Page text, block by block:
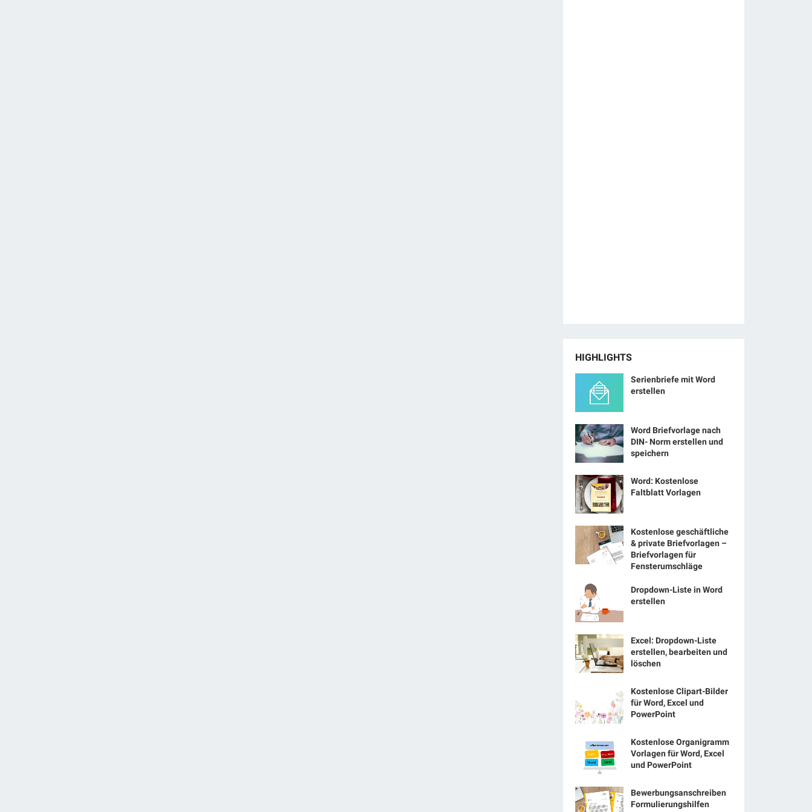
HIGHLIGHTS
Serienbriefe mit Word
erstellen
Word Briefvorlage nach
DIN- Norm erstellen und
speichern
Word: Kostenlose
Faltblatt Vorlagen
Kostenlose geschäftliche
& private Briefvorlagen –
Briefvorlagen für
Fensterumschläge
Dropdown-Liste in Word
erstellen
Excel: Dropdown-Liste
erstellen, bearbeiten und
löschen
Kostenlose Clipart-Bilder
für Word, Excel und
PowerPoint
Kostenlose Organigramm
Vorlagen für Word, Excel
und PowerPoint
Bewerbungsanschreiben
Formulierungshilfen